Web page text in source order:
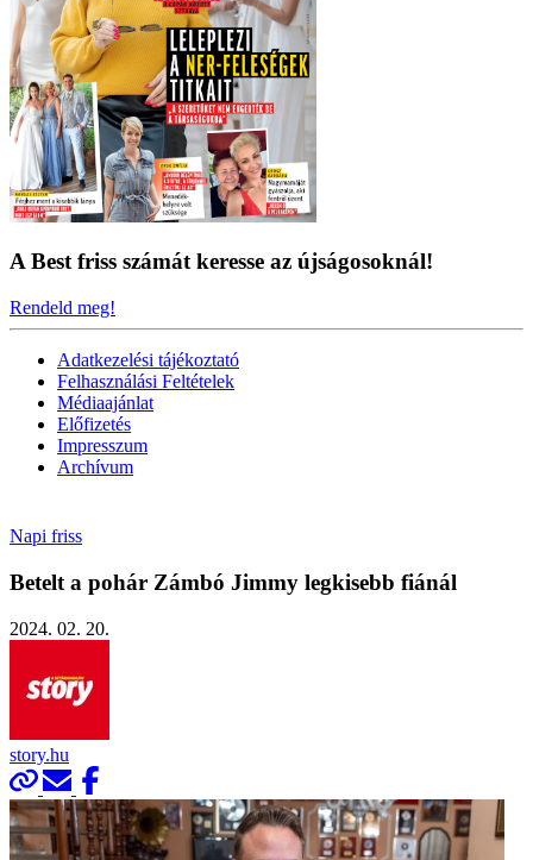
A Best friss számát keresse az újságosoknál!
Rendeld meg!
Adatkezelési tájékoztató
Felhasználási Feltételek
Médiaajánlat
Előfizetés
Impresszum
Archívum
Napi friss
Betelt a pohár Zámbó Jimmy legkisebb fiánál
2024. 02. 20.
story.hu